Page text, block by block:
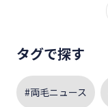
タグで探す
#両毛ニュース